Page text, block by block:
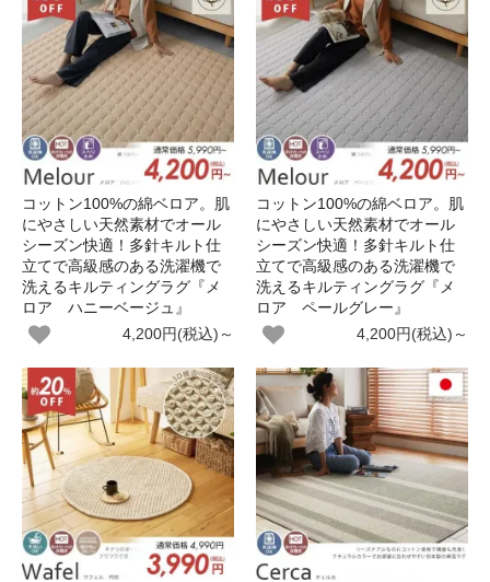
コットン100%の綿ベロア。肌
にやさしい天然素材でオール
シーズン快適！多針キルト仕
立てで高級感のある洗濯機で
洗えるキルティングラグ『メ
ロア ハニーベージュ』
4,200円(税込)～
コットン100%の綿ベロア。肌
にやさしい天然素材でオール
シーズン快適！多針キルト仕
立てで高級感のある洗濯機で
洗えるキルティングラグ『メ
ロア ペールグレー』
4,200円(税込)～